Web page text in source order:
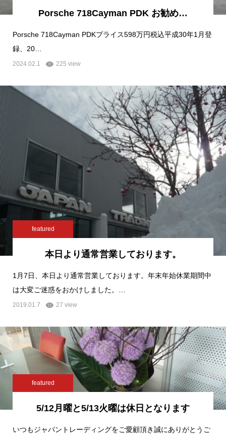
Porsche 718Cayman PDK お勧め…
Porsche 718Cayman PDKプライス598万円税込平成30年1月登
録、20…
2024.02.1 225 view
featured
本日より通常営業しております。
1月7日、本日より通常営業しております。年末年始休業期間中
は大変ご迷惑をおかけしました。…
2019.01.7 27 view
featured
5/12月曜と5/13火曜は休日となります
いつもジャパントレーディングをご愛顧頂き誠にありがとうご